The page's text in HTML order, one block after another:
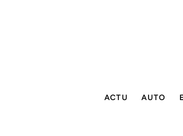
ACTU AUTO